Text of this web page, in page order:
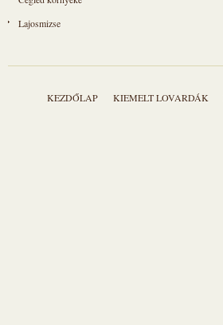
Lajosmizse
KEZDŐLAP KIEMELT LOVARDÁK